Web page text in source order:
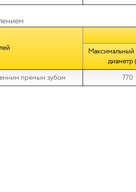
диаметр
прямым зубом
770